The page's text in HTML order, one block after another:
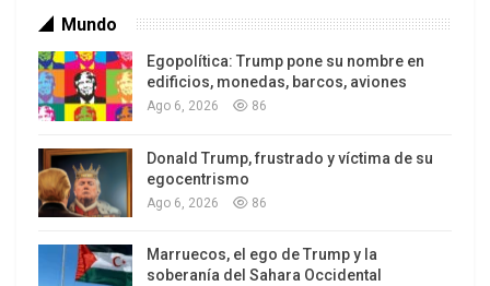
Los latinos le van dando la espalda a Trump
Mundo
Egopolítica: Trump pone su nombre en
edificios, monedas, barcos, aviones
Ago 6, 2026 86
Donald Trump, frustrado y víctima de su
egocentrismo
Ago 6, 2026 86
Marruecos, el ego de Trump y la
soberanía del Sahara Occidental